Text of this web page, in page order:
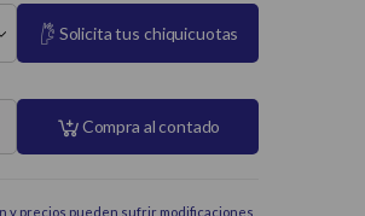
Solicita tus chiquicuotas
Compra al contado
y precios pueden sufrir modificaciones